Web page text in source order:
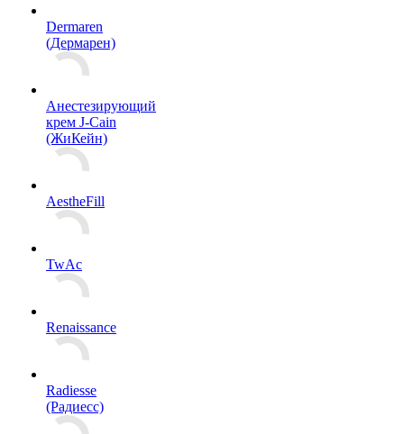
Dermaren
(Дермарен)
Анестезирующий
крем J-Cain
(ЖиКейн)
AestheFill
TwAc
Renaissance
Radiesse
(Радиесс)